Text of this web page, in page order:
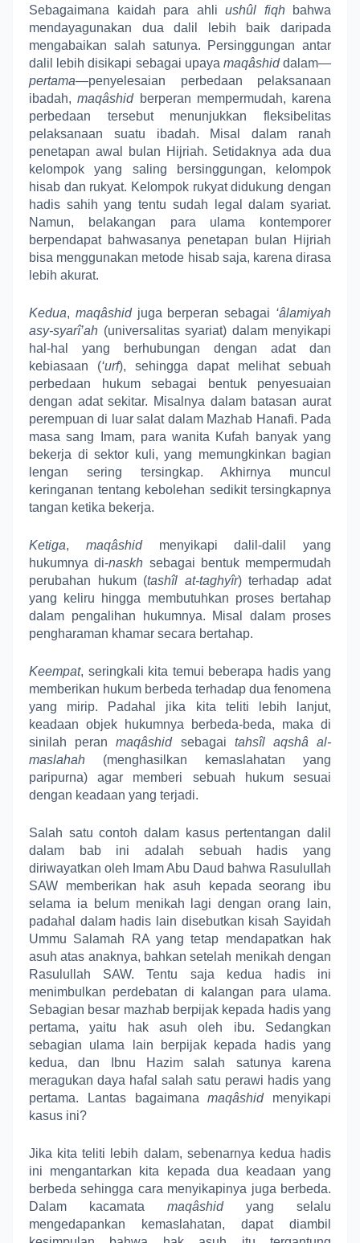
Sebagaimana kaidah para ahli ushûl fiqhbahwa
mendayagunakan dua dalil lebih baik daripada
mengabaikan salah satunya. Persinggungan antar
dalil lebih disikapi sebagai upaya maqâshiddalam—
pertama—penyelesaian perbedaan pelaksanaan
ibadah,maqâshid berperan mempermudah, karena
perbedaan tersebut menunjukkan fleksibelitas
pelaksanaan suatu ibadah. Misal dalam ranah
penetapan awal bulan Hijriah. Setidaknya ada dua
kelompok yang saling bersinggungan, kelompok
hisab dan rukyat. Kelompok rukyat didukung dengan
hadis sahih yang tentu sudah legal dalam syariat.
Namun, belakangan para ulama kontemporer
berpendapat bahwasanya penetapan bulan Hijriah
bisa menggunakan metode hisab saja, karena dirasa
lebih akurat.
Kedua, maqâshid juga berperan sebagai ‘âlamiyah
asy-syarî’ah (universalitas syariat) dalam menyikapi
hal-hal yang berhubungan dengan adat dan
kebiasaan (‘urf), sehingga dapat melihat sebuah
perbedaan hukum sebagai bentuk penyesuaian
dengan adat sekitar. Misalnya dalam batasan aurat
perempuan di luar salat dalam Mazhab Hanafi. Pada
masa sang Imam, para wanita Kufah banyak yang
bekerja di sektor kuli, yang memungkinkan bagian
lengan sering tersingkap. Akhirnya muncul
keringanan tentang kebolehan sedikit tersingkapnya
tangan ketika bekerja.
Ketiga, maqâshid menyikapi dalil-dalil yang
hukumnya di-naskh sebagai bentuk mempermudah
perubahan hukum (tashîl at-taghyîr) terhadap adat
yang keliru hingga membutuhkan proses bertahap
dalam pengalihan hukumnya. Misal dalam proses
pengharaman khamar secara bertahap.
Keempat, seringkali kita temui beberapa hadis yang
memberikan hukum berbeda terhadap dua fenomena
yang mirip. Padahal jika kita teliti lebih lanjut,
keadaan objek hukumnya berbeda-beda, maka di
sinilah peranmaqâshid sebagai tahsîl aqshâ al-
maslahah (menghasilkan kemaslahatan yang
paripurna) agar memberi sebuah hukum sesuai
dengan keadaan yang terjadi.
Salah satu contoh dalam kasus pertentangan dalil
dalam bab ini adalah sebuah hadis yang
diriwayatkan oleh Imam Abu Daud bahwa Rasulullah
SAW memberikan hak asuh kepada seorang ibu
selama ia belum menikah lagi dengan orang lain,
padahal dalam hadis lain disebutkan kisah Sayidah
Ummu Salamah RA yang tetap mendapatkan hak
asuh atas anaknya, bahkan setelah menikah dengan
Rasulullah SAW. Tentu saja kedua hadis ini
menimbulkan perdebatan di kalangan para ulama.
Sebagian besar mazhab berpijak kepada hadis yang
pertama, yaitu hak asuh oleh ibu. Sedangkan
sebagian ulama lain berpijak kepada hadis yang
kedua, dan Ibnu Hazim salah satunya karena
meragukan daya hafal salah satu perawi hadis yang
pertama. Lantas bagaimanamaqâshid menyikapi
kasus ini?
Jika kita teliti lebih dalam, sebenarnya kedua hadis
ini mengantarkan kita kepada dua keadaan yang
berbeda sehingga cara menyikapinya juga berbeda.
Dalam kacamata maqâshid yang selalu
mengedapankan kemaslahatan, dapat diambil